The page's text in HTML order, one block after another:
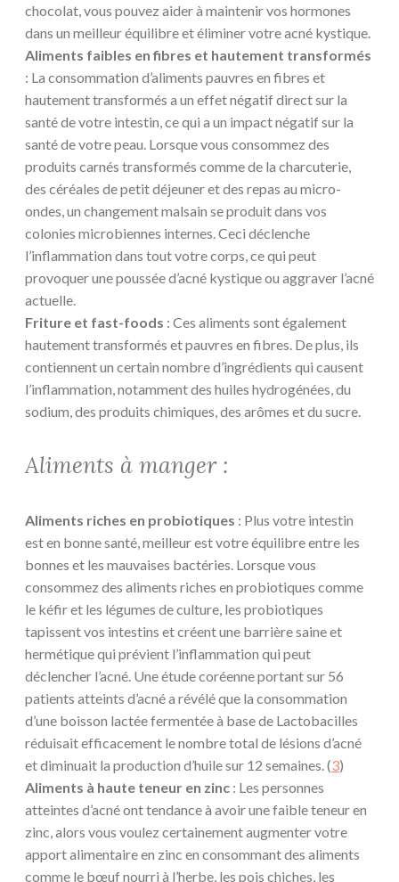
chocolat, vous pouvez aider à maintenir vos hormones
dans un meilleur équilibre et éliminer votre acné kystique.
Aliments faibles en fibres et hautement transformés
: La consommation d’aliments pauvres en fibres et
hautement transformés a un effet négatif direct sur la
santé de votre intestin, ce qui a un impact négatif sur la
santé de votre peau. Lorsque vous consommez des
produits carnés transformés comme de la charcuterie,
des céréales de petit déjeuner et des repas au micro-
ondes, un changement malsain se produit dans vos
colonies microbiennes internes. Ceci déclenche
l’inflammation dans tout votre corps, ce qui peut
provoquer une poussée d’acné kystique ou aggraver l’acné
actuelle.
Friture et fast-foods : Ces aliments sont également
hautement transformés et pauvres en fibres. De plus, ils
contiennent un certain nombre d’ingrédients qui causent
l’inflammation, notamment des huiles hydrogénées, du
sodium, des produits chimiques, des arômes et du sucre.
Aliments à manger :
Aliments riches en probiotiques : Plus votre intestin
est en bonne santé, meilleur est votre équilibre entre les
bonnes et les mauvaises bactéries. Lorsque vous
consommez des aliments riches en probiotiques comme
le kéfir et les légumes de culture, les probiotiques
tapissent vos intestins et créent une barrière saine et
hermétique qui prévient l’inflammation qui peut
déclencher l’acné. Une étude coréenne portant sur 56
patients atteints d’acné a révélé que la consommation
d’une boisson lactée fermentée à base de Lactobacilles
réduisait efficacement le nombre total de lésions d’acné
et diminuait la production d’huile sur 12 semaines. (3)
Aliments à haute teneur en zinc : Les personnes
atteintes d’acné ont tendance à avoir une faible teneur en
zinc, alors vous voulez certainement augmenter votre
apport alimentaire en zinc en consommant des aliments
comme le bœuf nourri à l’herbe, les pois chiches, les